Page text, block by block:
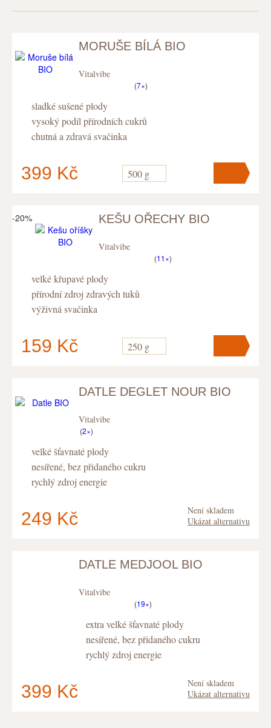
MORUŠE BÍLÁ BIO
Vitalvibe
(7×)
sladké sušené plody
vysoký podíl přírodních cukrů
chutná a zdravá svačinka
399 Kč 500 g
V košíku máteks.
-20% KEŠU OŘECHY BIO
Vitalvibe
(11×)
velké křupavé plody
přírodní zdroj zdravých tuků
výživná svačinka
159 Kč 250 g
V košíku máteks .
DATLE DEGLET NOUR BIO
Vitalvibe
(2×)
velké šťavnaté plody
nesířené, bez přidaného cukru
rychlý zdroj energie
249 Kč
Není skladem
Ukázat alternativu
V košíku máteks .
DATLE MEDJOOL BIO
Vitalvibe
(19×)
extra velké šťavnaté plody
nesířené, bez přidaného cukru
rychlý zdroj energie
399 Kč
Není skladem
Ukázat alternativu